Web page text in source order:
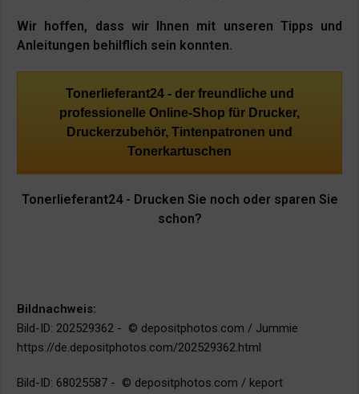
Wir hoffen, dass wir Ihnen mit unseren Tipps und
Anleitungen behilflich sein konnten.
Tonerlieferant24 - der freundliche und
professionelle Online-Shop für Drucker,
Druckerzubehör, Tintenpatronen und
Tonerkartuschen
Tonerlieferant24 - Drucken Sie noch oder sparen Sie
schon?
Bildnachweis:
Bild-ID: 202529362 - © depositphotos.com / Jummie
https://de.depositphotos.com/202529362.html
Bild-ID: 68025587 - © depositphotos.com / keport